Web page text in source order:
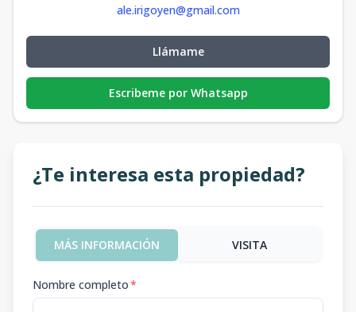
ale.irigoyen@gmail.com
Llámame
Escribeme por Whatsapp
¿Te interesa esta propiedad?
MÁS INFORMACIÓN VISITA
Nombre completo*